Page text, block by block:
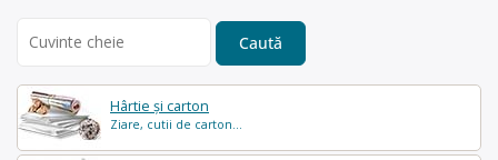
Hârtie și carton
Ziare, cutii de carton...
for: